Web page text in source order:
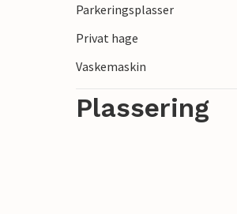
Parkeringsplasser
Privat hage
Vaskemaskin
Plassering